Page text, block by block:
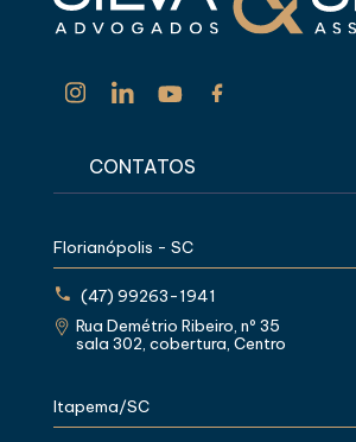
CONTATOS
Florianópolis - SC
(47) 99263-1941
Rua Demétrio Ribeiro, nº 35
sala 302, cobertura, Centro
Itapema/SC